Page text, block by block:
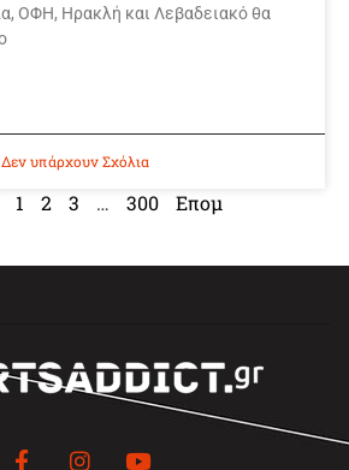
ΟΦΗ, Ηρακλή και Λεβαδειακό θα
Δεν υπάρχουν Σχόλια
1 2 3 … 300 Επομ